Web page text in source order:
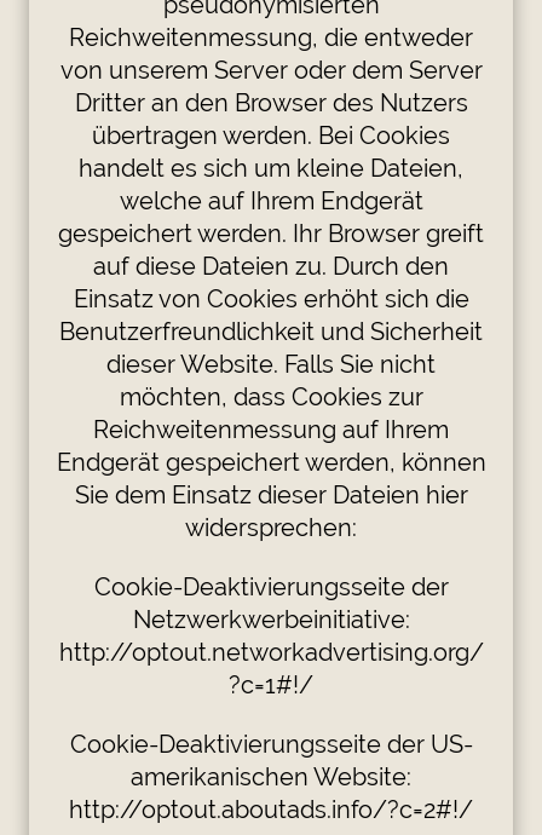
Reichweitenmessung, die entweder
von unserem Server oder dem Server
Dritter an den Browser des Nutzers
übertragen werden. Bei Cookies
handelt es sich um kleine Dateien,
welche auf Ihrem Endgerät
gespeichert werden. Ihr Browser greift
auf diese Dateien zu. Durch den
Einsatz von Cookies erhöht sich die
Benutzerfreundlichkeit und Sicherheit
dieser Website. Falls Sie nicht
möchten, dass Cookies zur
Reichweitenmessung auf Ihrem
Endgerät gespeichert werden, können
Sie dem Einsatz dieser Dateien hier
widersprechen:
Cookie-Deaktivierungsseite der
Netzwerkwerbeinitiative:
http://optout.networkadvertising.org/
?c=1#!/
Cookie-Deaktivierungsseite der US-
amerikanischen Website:
http://optout.aboutads.info/?c=2#!/